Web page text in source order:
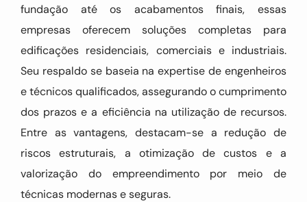
fundação até os acabamentos finais, essas
empresas oferecem soluções completas para
edificações residenciais, comerciais e industriais.
Seu respaldo se baseia na expertise de engenheiros
e técnicos qualificados, assegurando o cumprimento
dos prazos e a eficiência na utilização de recursos.
Entre as vantagens, destacam-se a redução de
riscos estruturais, a otimização de custos e a
valorização do empreendimento por meio de
técnicas modernas e seguras.